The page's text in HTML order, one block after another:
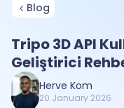
Blog
Tripo 3D API
Geliştirici
Herve Kom
20 January 2026